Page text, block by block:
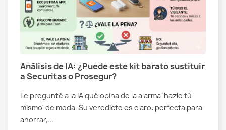
Análisis de IA: ¿Puede este kit barato sustituir
a Securitas o Prosegur?
Le pregunté a la IA qué opina de la alarma 'hazlo tú
mismo' de moda. Su veredicto es claro: perfecta para
ahorrar,...